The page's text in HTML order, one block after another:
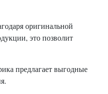
оригинальной
это позволит
предлагает выгодные